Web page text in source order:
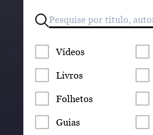
Vídeos
Livros
Folhetos
Guias